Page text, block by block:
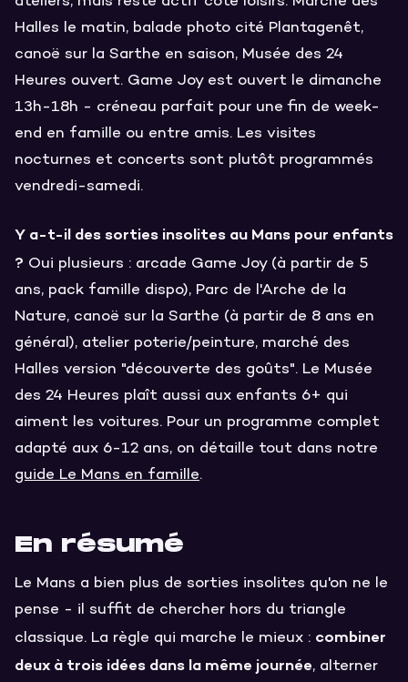
Halles le matin, balade photo cité Plantagenêt,
canoë sur la Sarthe en saison, Musée des 24
Heures ouvert. Game Joy est ouvert le dimanche
13h-18h - créneau parfait pour une fin de week-
end en famille ou entre amis. Les visites
nocturnes et concerts sont plutôt programmés
vendredi-samedi.
Y a-t-il des sorties insolites au Mans pour enfants
? Oui plusieurs : arcade Game Joy (à partir de 5
ans, pack famille dispo), Parc de l'Arche de la
Nature, canoë sur la Sarthe (à partir de 8 ans en
général), atelier poterie/peinture, marché des
Halles version "découverte des goûts". Le Musée
des 24 Heures plaît aussi aux enfants 6+ qui
aiment les voitures. Pour un programme complet
adapté aux 6-12 ans, on détaille tout dans notre
guide Le Mans en famille.
En résumé
Le Mans a bien plus de sorties insolites qu'on ne le
pense - il suffit de chercher hors du triangle
classique. La règle qui marche le mieux : combiner
deux à trois idées dans la même journée, alterner